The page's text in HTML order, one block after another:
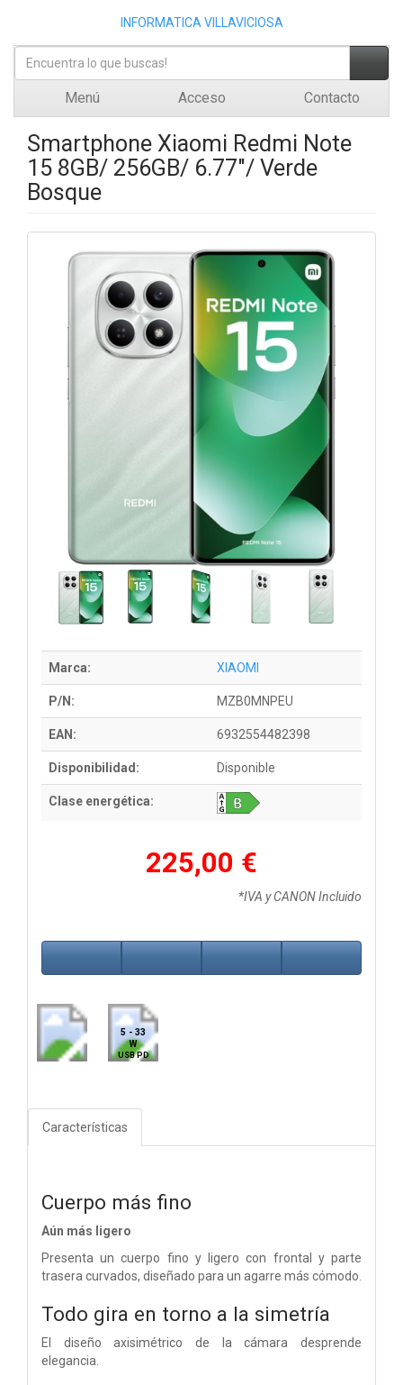
INFORMATICA VILLAVICIOSA
Menú Acceso Contacto
Smartphone Xiaomi Redmi Note
15 8GB/ 256GB/ 6.77"/ Verde
Bosque
Marca: XIAOMI
P/N: MZB0MNPEU
EAN: 6932554482398
Disponibilidad: Disponible
Clase energética:
225,00 €
*IVA y CANON Incluido
5 - 33
W
USB PD
Características
Cuerpo más fino
Aún más ligero
Presenta un cuerpo fino y ligero con frontal y parte
trasera curvados, diseñado para un agarre más cómodo.
Todo gira en torno a la simetría
El diseño axisimétrico de la cámara desprende
elegancia.